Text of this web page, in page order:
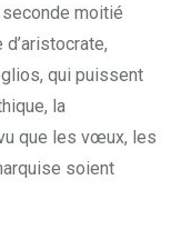
moitié
qui puissent
la
que les vœux, les
soient